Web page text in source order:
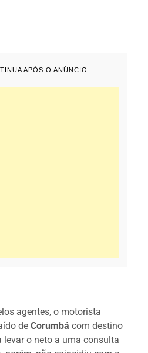
APÓS O ANÚNCIO
agentes, o motorista
deCorumbá com destino
levar o neto a uma consulta